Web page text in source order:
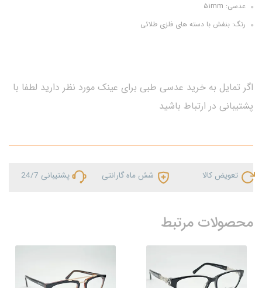
عدسی: ۵۱mm
رنگ: بنفش با دسته های فلزی طلائی
اگر تمایل به خرید عدسی طبی برای عینک مورد نظر دارید لطفا با
پشتیبانی در ارتباط باشید
تعویض کالا شش ماه گارانتی پشتیبانی 24/7
محصولات مرتبط